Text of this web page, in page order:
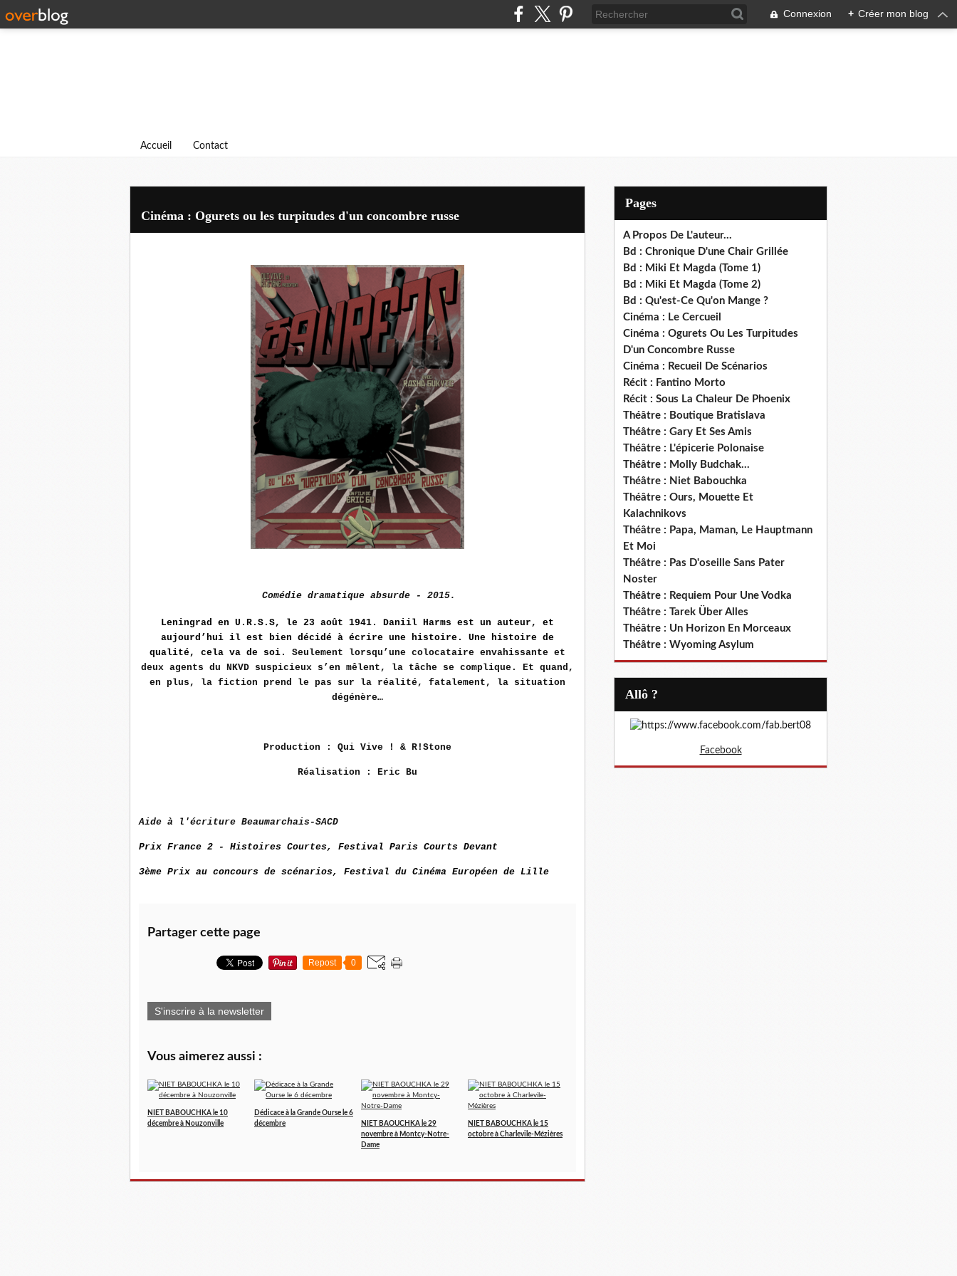
Connexion + Créer mon blog
Accueil Contact
Cinéma : Ogurets ou les turpitudes d'un concombre russe
Comédie dramatique absurde - 2015.
Leningrad en U.R.S.S, le 23 août 1941. Daniil Harms est un auteur, et
aujourd’hui il est bien décidé à écrire une histoire. Une histoire de
qualité, cela va de soi.
Seulement lorsqu’une colocataire envahissante et
deux agents du NKVD suspicieux s’en mêlent, la tâche se complique. Et quand,
en plus, la fiction prend le pas sur la réalité, fatalement, la situation
dégénère…
Production : Qui Vive ! & R!Stone
Réalisation : Eric Bu
Aide à l'écriture Beaumarchais-SACD
Prix France 2 - Histoires Courtes, Festival Paris Courts Devant
3ème Prix au concours de scénarios, Festival du Cinéma Européen de Lille
Partager cette page
Repost 0
S'inscrire à la newsletter
Vous aimerez aussi :
NIET BABOUCHKA le 10
décembre à Nouzonville
Dédicace à la Grande Ourse le 6
décembre
NIET BAOUCHKA le 29
novembre à Montcy-Notre-
Dame
NIET BABOUCHKA le 15
octobre à Charlevile-Mézières
Pages
A Propos De L'auteur...
Bd : Chronique D'une Chair Grillée
Bd : Miki Et Magda (Tome 1)
Bd : Miki Et Magda (Tome 2)
Bd : Qu'est-Ce Qu'on Mange ?
Cinéma : Le Cercueil
Cinéma : Ogurets Ou Les Turpitudes
D'un Concombre Russe
Cinéma : Recueil De Scénarios
Récit : Fantino Morto
Récit : Sous La Chaleur De Phoenix
Théâtre : Boutique Bratislava
Théâtre : Gary Et Ses Amis
Théâtre : L'épicerie Polonaise
Théâtre : Molly Budchak...
Théâtre : Niet Babouchka
Théâtre : Ours, Mouette Et
Kalachnikovs
Théâtre : Papa, Maman, Le Hauptmann
Et Moi
Théâtre : Pas D'oseille Sans Pater
Noster
Théâtre : Requiem Pour Une Vodka
Théâtre : Tarek Über Alles
Théâtre : Un Horizon En Morceaux
Théâtre : Wyoming Asylum
Allô ?
Facebook